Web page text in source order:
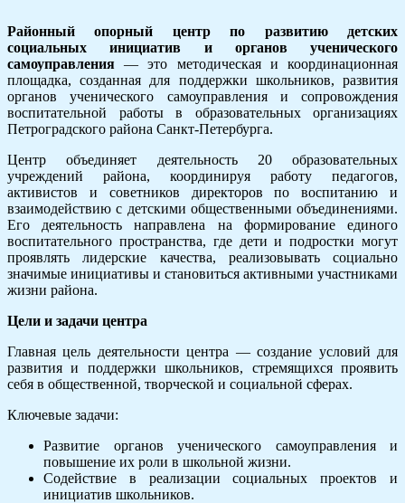
Районный опорный центр
по развитию детских
социальных инициатив и органов ученического
самоуправления — это методическая и координационная
площадка, созданная для поддержки школьников, развития
органов ученического самоуправления и сопровождения
воспитательной работы в образовательных организациях
Петроградского района Санкт-Петербурга.
Центр объединяет деятельность 20 образовательных
учреждений района, координируя работу педагогов,
активистов и советников директоров по воспитанию и
взаимодействию с детскими общественными объединениями.
Его деятельность направлена на формирование единого
воспитательного пространства, где дети и подростки могут
проявлять лидерские качества, реализовывать социально
значимые инициативы и становиться активными участниками
жизни района.
Цели и задачи центра
Главная цель деятельности центра — создание условий для
развития и поддержки школьников, стремящихся проявить
себя в общественной, творческой и социальной сферах.
Ключевые задачи:
Развитие органов ученического самоуправления и
повышение их роли в школьной жизни.
Содействие в реализации социальных проектов и
инициатив школьников.